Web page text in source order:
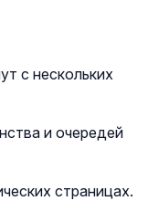
с нескольких
и очередей
страницах.